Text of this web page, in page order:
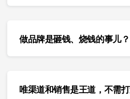
做品牌是砸钱、烧钱的事儿？
唯渠道和销售是王道，不需